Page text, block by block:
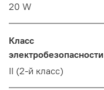
20 W
Класс
электробезопасности
II (2-й класс)